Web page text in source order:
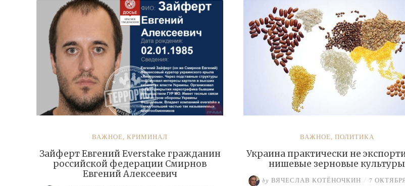
ВАЖНОЕ, КРИМИНАЛ
Зайферт Евгений Everstake гражданин
российской федерации Смирнов
Евгений Алексеевич
ВАЖНОЕ, ПОЛИТИКА
Украина практически не
нишевые зерновые культуры
by ВЯЧЕСЛАВ КОТЁНОЧКИН / 7